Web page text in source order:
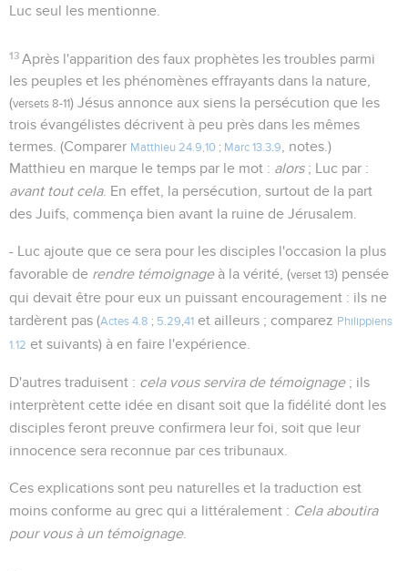
Luc seul les mentionne.
13 Après l'apparition des faux prophètes les troubles parmi
les peuples et les phénomènes effrayants dans la nature,
(versets 8-11) Jésus annonce aux siens la persécution que les
trois évangélistes décrivent à peu près dans les mêmes
termes. (Comparer Matthieu 24.9,10 ; Marc 13.3 9
, notes.)
Matthieu en marque le temps par le mot : alors; Luc par :
avant tout cela. En effet, la persécution, surtout de la part
des Juifs, commença bien avant la ruine de Jérusalem.
- Luc ajoute que ce sera pour les disciples l'occasion la plus
favorable de rendre témoignageà la vérité, (verset 13) pensée
qui devait être pour eux un puissant encouragement : ils ne
tardèrent pas (Actes 4.8 ; 5.29 41 et ailleurs ; comparez Philippiens
1.12 et suivants) à en faire l'expérience.
D'autres traduisent : cela vous servira de témoignage; ils
interprètent cette idée en disant soit que la fidélité dont les
disciples feront preuve confirmera leur foi, soit que leur
innocence sera reconnue par ces tribunaux.
Ces explications sont peu naturelles et la traduction est
moins conforme au grec qui a littéralement : Cela aboutira
pour vous à un témoignage.